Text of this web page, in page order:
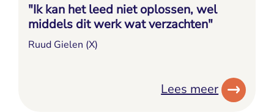
"Ik kan het leed niet oplossen, wel
middels dit werk wat verzachten"
Ruud Gielen (X)
Lees meer